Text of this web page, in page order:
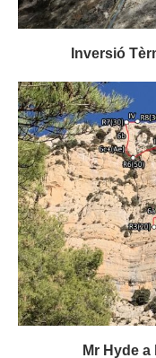
Inversió
Mr Hyde